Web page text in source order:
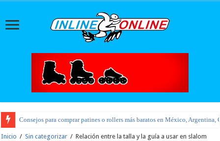
Consejos para comprar patines o rollers más baratos en México, Argentina,
Inicio / Sin categorizar / Relación entre la talla y la guía a usar en slalom